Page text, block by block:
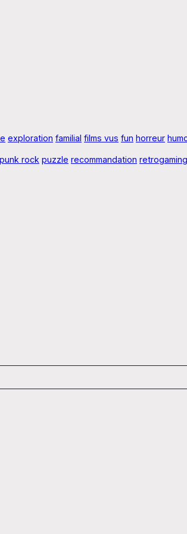
exploration familial films vus fun horreur
punk rock puzzle recommandation retrogaming